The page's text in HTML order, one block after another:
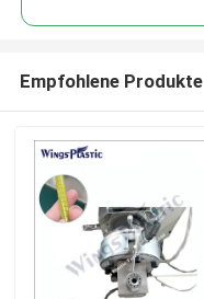
Empfohlene Produkte